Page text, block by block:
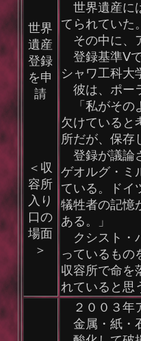
世界
遺産
登録
を申
請
＜収
容所
入り
口の
場面
＞
世界遺産に
てられていた。
その中に、
登録基準Ⅴ
シャワ工科大
彼は、ポー
「私がその
欠けていると
所だが、保存
登録が議論
ゲオルグ・ミ
ている。ドイ
犠牲者の記憶
ある。」
クシスト・
っているもの
収容所で命を
れていると思
２００３年
金属・紙・